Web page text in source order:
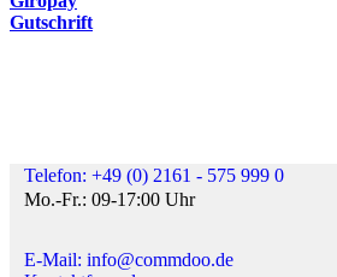
Gutschrift
Telefon: +49 (0) 2161 - 575 999 0
Mo.-Fr.: 09-17:00 Uhr
E-Mail: info@commdoo.de